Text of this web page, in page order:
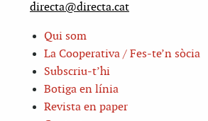
directa@directa.cat
Qui som
La Cooperativa / Fes-te’n sòcia
Subscriu-t’hi
Botiga en línia
Revista en paper